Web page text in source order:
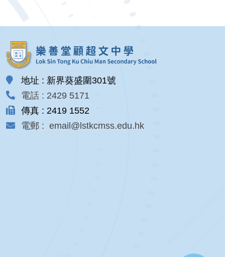
地址 : 新界葵盛圍301號
電話 : 2429 5171
傳真 : 2419 1552
電郵 : email@lstkcmss.edu.hk